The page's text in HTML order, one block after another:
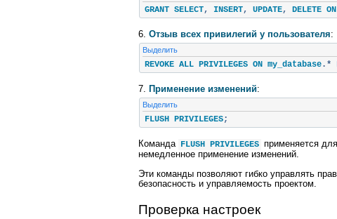
GRANT SELECT, INSERT, UPDATE, DELETE
6. Отзыв всех привилегий у пользователя:
Выделить
REVOKE ALL PRIVILEGES ON my_database.*
7. Применение изменений:
Выделить
FLUSH PRIVILEGES;
Команда FLUSH PRIVILEGES применяется
немедленное применение изменений.
Эти команды позволяют гибко управлять
безопасность и управляемость проектом.
Проверка настроек